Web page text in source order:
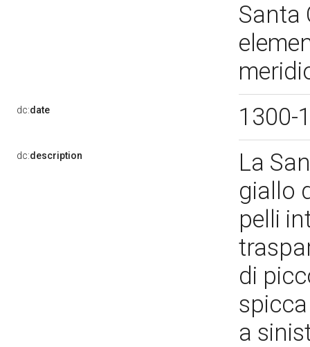
Santa
dc:date 1300-
dc:description
La
giallo
pelli
di
a